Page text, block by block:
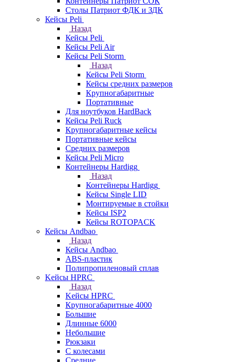
Столы Патриот ФДК и ЗДК
Кейсы Peli
Назад
Кейсы Peli
Кейсы Peli Air
Кейсы Peli Storm
Назад
Кейсы Peli Storm
Кейсы средних размеров
Крупногабаритные
Портативные
Для ноутбуков HardBack
Кейсы Peli Ruck
Крупногабаритные кейсы
Портативные кейсы
Средних размеров
Кейсы Peli Micro
Контейнеры Hardigg
Назад
Контейнеры Hardigg
Кейсы Single LID
Монтируемые в стойки
Кейсы ISP2
Кейсы ROTOPACK
Кейсы Andbao
Назад
Кейсы Andbao
ABS-пластик
Полипропиленовый сплав
Kейсы HPRC
Назад
Kейсы HPRC
Крупногабаритные 4000
Большие
Длинные 6000
Небольшие
Рюкзаки
С колесами
Средние